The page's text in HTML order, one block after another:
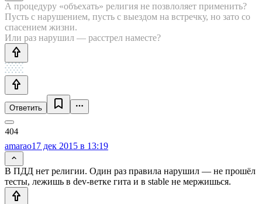
А процедуру «объехать» религия не позвлоляет применить?
Пусть с нарушением, пусть с выездом на встречку, но зато со
спасением жизни.
Или раз нарушил — расстрел наместе?
Ответить
amarao17 дек 2015 в 13:19
В ПДД нет религии. Один раз правила нарушил — не прошёл
тесты, лежишь в dev-ветке гита и в stable не мержишься.